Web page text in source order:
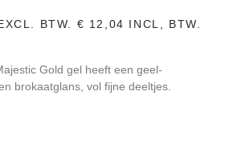
BTW. € 12,04 INCL, BTW.
Gold gel heeft een geel-
brokaatglans, vol fijne deeltjes.